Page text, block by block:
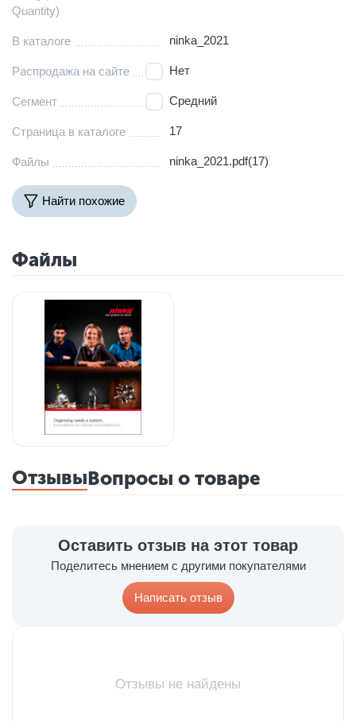
Quantity)
В каталоге ninka_2021
Распродажа на сайте Нет
Сегмент Средний
Страница в каталоге 17
Файлы ninka_2021.pdf(17)
Найти похожие
Файлы
ОтзывыВопросы о товаре
Оставить отзыв на этот товар
Поделитесь мнением с другими покупателями
Написать отзыв
Отзывы не найдены